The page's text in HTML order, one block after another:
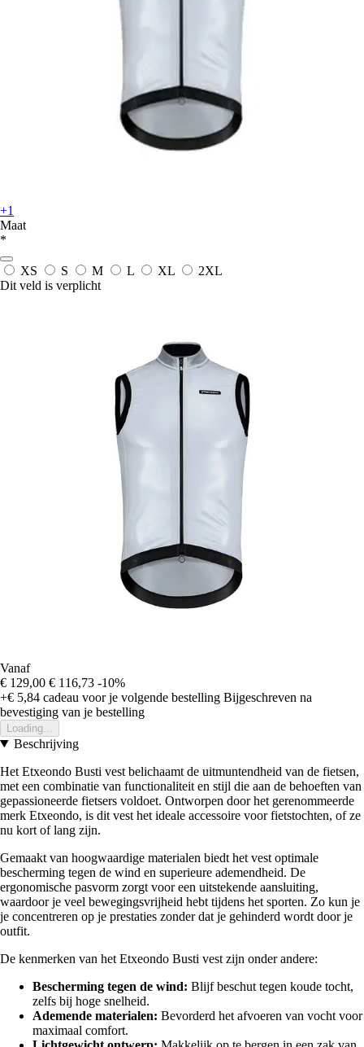
+1
Maat
*
XS S M L XL
2XL
Dit veld is verplicht
Vanaf
€ 129,00 € 116,73 -10%
+€ 5,84 cadeau voor je volgende bestelling Bijgeschreven na
bevestiging van je bestelling
Loading...
Beschrijving
Het Etxeondo Busti vest belichaamt de uitmuntendheid van de fietsen,
met een combinatie van functionaliteit en stijl die aan de behoeften van
gepassioneerde fietsers voldoet. Ontworpen door het gerenommeerde
merk Etxeondo, is dit vest het ideale accessoire voor fietstochten, of ze
nu kort of lang zijn.
Gemaakt van hoogwaardige materialen biedt het vest optimale
bescherming tegen de wind en superieure ademendheid. De
ergonomische pasvorm zorgt voor een uitstekende aansluiting,
waardoor je veel bewegingsvrijheid hebt tijdens het sporten. Zo kun je
je concentreren op je prestaties zonder dat je gehinderd wordt door je
outfit.
De kenmerken van het Etxeondo Busti vest zijn onder andere:
Bescherming tegen de wind: Blijf beschut tegen koude tocht,
zelfs bij hoge snelheid.
Ademende materialen: Bevorderd het afvoeren van vocht voor
maximaal comfort.